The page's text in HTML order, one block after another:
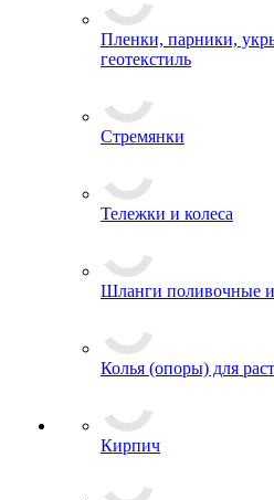
Пленки, парники,
геотекстиль
Стремянки
Тележки и колеса
Шланги поливочные
Колья (опоры) для
Кирпич